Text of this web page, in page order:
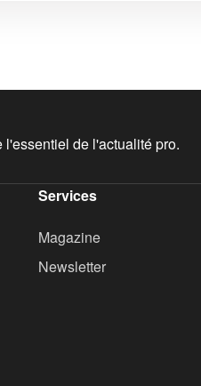
de l'actualité pro.
Services
Magazine
Newsletter